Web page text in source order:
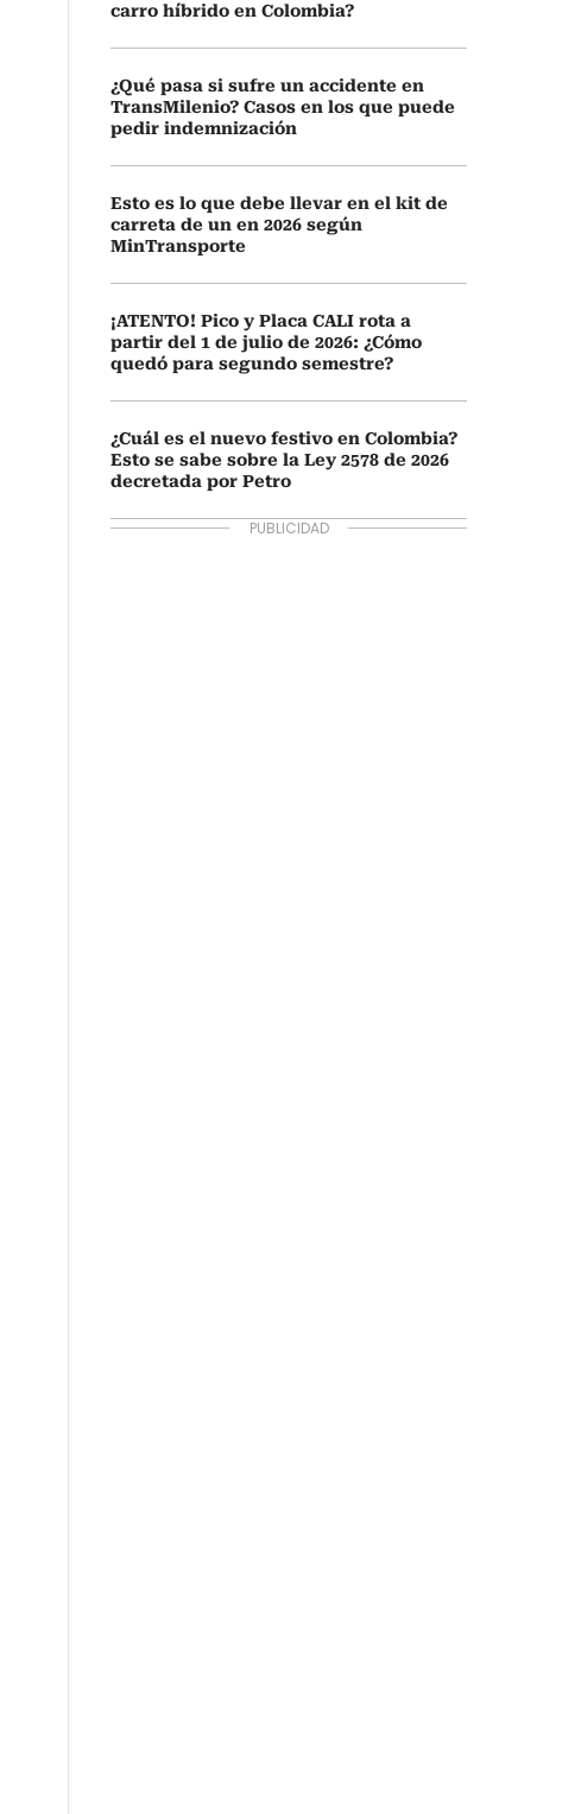
carro híbrido en Colombia?
¿Qué pasa si sufre un accidente en
TransMilenio? Casos en los que puede
pedir indemnización
Esto es lo que debe llevar en el kit de
carreta de un en 2026 según
MinTransporte
¡ATENTO! Pico y Placa CALI rota a
partir del 1 de julio de 2026: ¿Cómo
quedó para segundo semestre?
¿Cuál es el nuevo festivo en Colombia?
Esto se sabe sobre la Ley 2578 de 2026
decretada por Petro